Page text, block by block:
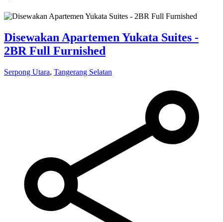
Disewakan Apartemen Yukata Suites -
2BR Full Furnished
Serpong Utara, Tangerang Selatan